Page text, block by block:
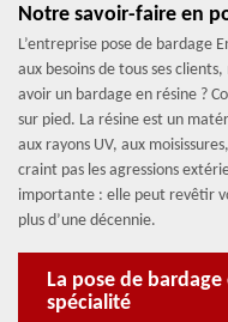
Notre savoir-faire en
L’entreprise pose de bardage
aux besoins de tous ses
avoir un bardage en résine ?
sur pied. La résine est un
aux rayons UV, aux
craint pas les agressions
importante : elle peut revêtir
plus d’une décennie.
La pose de
spécialité